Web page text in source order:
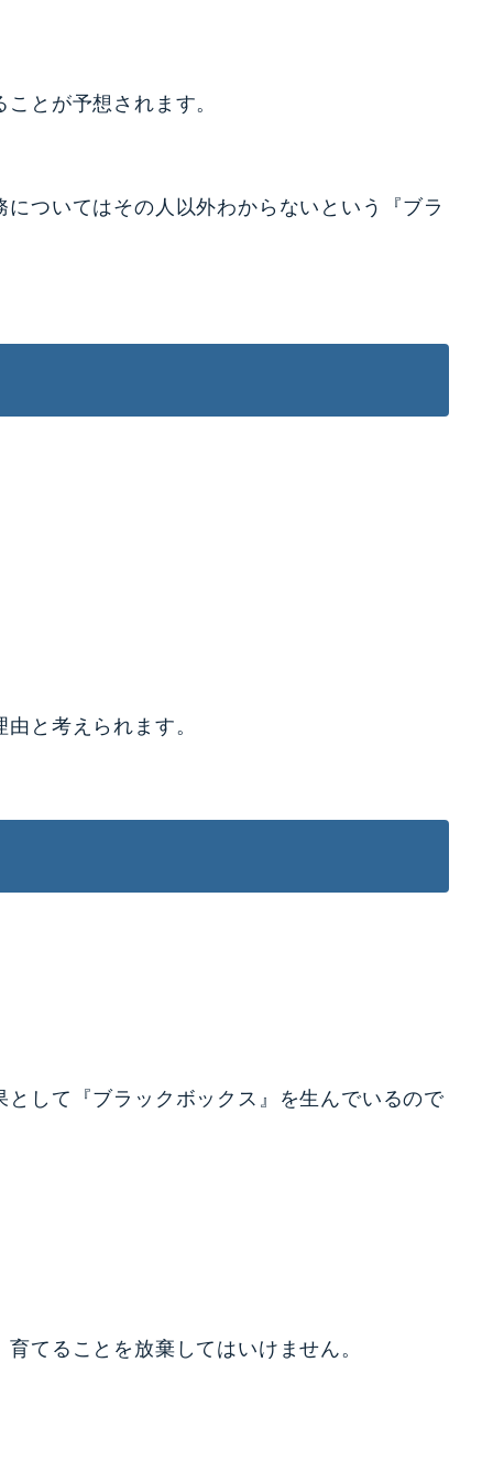
とが予想されます。
ついてはその人以外わからないという『ブラ
と考えられます。
して『ブラックボックス』を生んでいるので
てることを放棄してはいけません。